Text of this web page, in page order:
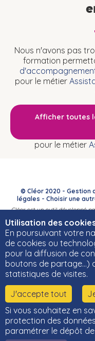
Utilisation des
En poursuivant votre
de cookies ou
pour la diffusion de
boutons de partage…)
statistiques de visites.
J'accepte tout
Si vous souhaitez en
protection des
paramétrer le dépôt
Nous n'avons pas
formation
pour le métier
Afficher toutes
pour le métier
© Cléor 2020 - Gestion
légales - Choisir une
Cléor est un outil développé